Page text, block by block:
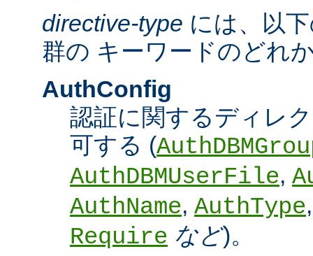
directive-type には、以
群の キーワードのどれ
AuthConfig
認証に関するディレ
可する (
AuthDBMUserFile,
AuthName, AuthType
Require など)。